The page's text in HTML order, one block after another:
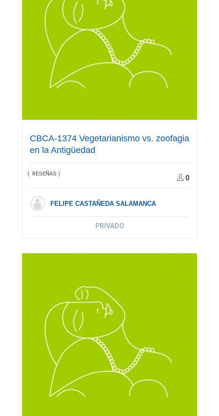
CBCA-1374 Vegetarianismo vs. zoofagia
en la Antigüedad
( RESEÑAS )
0
FELIPE CASTAÑEDA SALAMANCA
PRIVADO